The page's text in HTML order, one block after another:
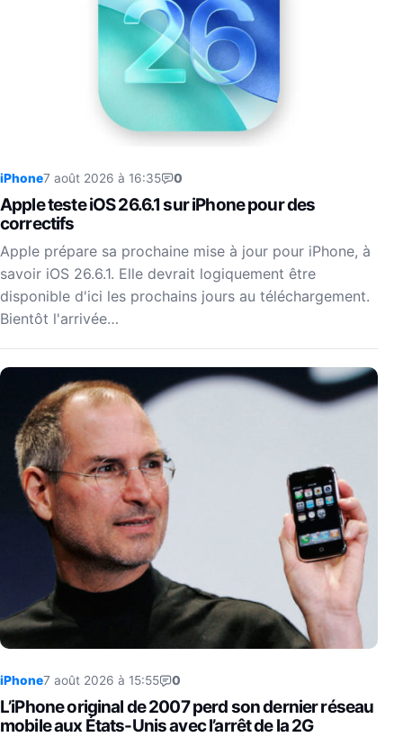
iPhone7 août 2026 à 16:35 0
Apple teste iOS 26.6.1 sur iPhone pour des
correctifs
Apple prépare sa prochaine mise à jour pour iPhone, à
savoir iOS 26.6.1. Elle devrait logiquement être
disponible d'ici les prochains jours au téléchargement.
Bientôt l'arrivée…
iPhone7 août 2026 à 15:55 0
L’iPhone original de 2007 perd son dernier réseau
mobile aux États-Unis avec l’arrêt de la 2G